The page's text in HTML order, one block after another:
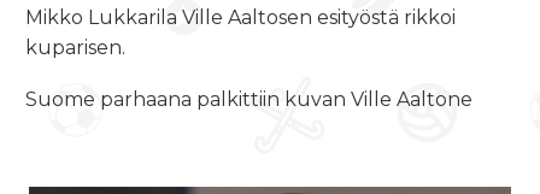
Mikko Lukkarila Ville Aaltosen esityöstä rikkoi
kuparisen.
Suome parhaana palkittiin kuvan Ville Aaltone